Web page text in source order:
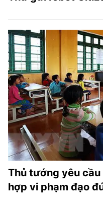
Thủ tướng yêu
hợp vi phạm đạo